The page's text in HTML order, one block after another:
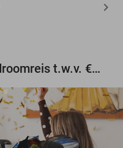
Maak gratis kans op een droomreis t.w.v. €3.000!